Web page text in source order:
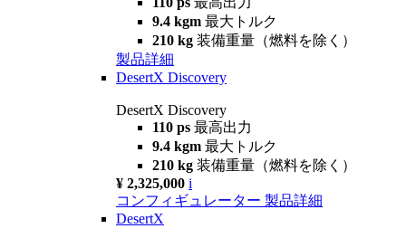
9.4 kgm 最大トルク
210 kg 装備重量（燃料を除く）
製品詳細
DesertX Discovery
DesertX Discovery
110 ps 最高出力
9.4 kgm 最大トルク
210 kg 装備重量（燃料を除く）
¥ 2,325,000 i
コンフィギュレーター 製品詳細
DesertX